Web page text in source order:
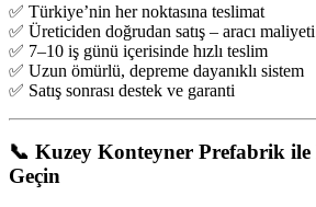
✅ Türkiye’nin her noktasına teslimat
✅ Üreticiden doğrudan satış – aracı
✅ 7–10 iş günü içerisinde hızlı teslim
✅ Uzun ömürlü, depreme dayanıklı sistem
✅ Satış sonrası destek ve garanti
📞 Kuzey Konteyner Prefabrik ile
Geçin